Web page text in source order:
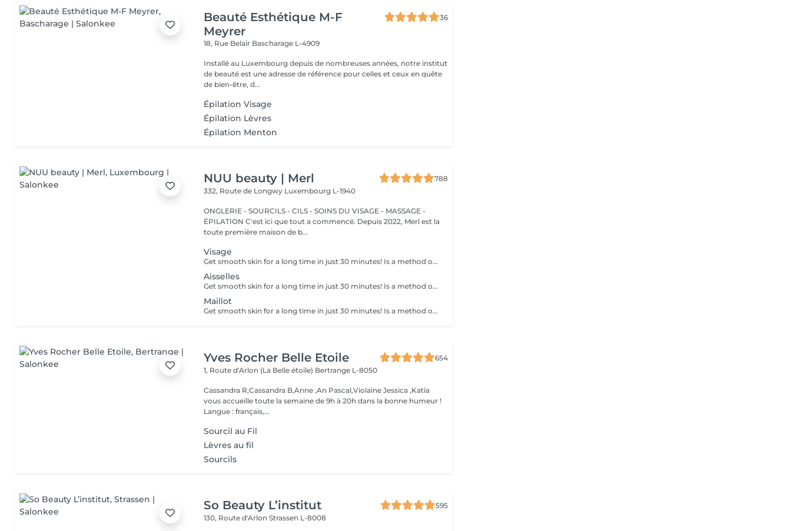
Beauté Esthétique M-F
Meyrer
36
18, Rue Belair Bascharage L-4909
Installé au Luxembourg depuis de nombreuses années, notre institut
de beauté est une adresse de référence pour celles et ceux en quête
de bien-être, d...
Épilation Visage
Épilation Lèvres
Épilation Menton
NUU beauty | Merl
788
332, Route de Longwy Luxembourg L-1940
ONGLERIE - SOURCILS - CILS - SOINS DU VISAGE - MASSAGE -
ÉPILATION C'est ici que tout a commencé. Depuis 2022, Merl est la
toute première maison de b...
Visage
Get smooth skin for a long time in just 30 minutes! Is a method of hair removal when your hair is pulled out with warm wax with the hair follicle. How is wax epilation done? - preparation (the beautician applies a special antiseptic lotion to the skin) - wax is applied (the wax mixture is heated to a certain temperature, after which it is applied to the skin using a wooden stick) - depilation (after the wax hardens the beautician removes the wax strips with hair using sharp movements) - wax residue are removed (wax residues are cleaned off and aloe vera cream is applied) Age restrictions: recommended to do from 14 years. Post procedure recommendations: recommended to do not take hot bath, do not visit sauna, do not swim in the pool for 12 hours after the procedure - it can cause irritation. Frequency: once in 4 weeks.
Aisselles
Get smooth skin for a long time in just 30 minutes! Is a method of hair removal when your hair is pulled out with warm wax with the hair follicle. How is wax epilation done? - preparation (the beautician applies a special antiseptic lotion to the skin) - wax is applied (the wax mixture is heated to a certain temperature, after which it is applied to the skin using a wooden stick) - depilation (after the wax hardens the beautician removes the wax strips with hair using sharp movements) - wax residue are removed (wax residues are cleaned off and aloe vera cream is applied) Age restrictions: recommended to do from 14 years. Post procedure recommendations: recommended to do not take hot bath, do not visit sauna, do not swim in the pool for 12 hours after the procedure - it can cause irritation. Frequency: once in 4 weeks.
Maillot
Get smooth skin for a long time in just 30 minutes! Is a method of hair removal when your hair is pulled out with warm wax with the hair follicle. How is wax epilation done? - preparation (the beautician applies a special antiseptic lotion to the skin) - wax is applied (the wax mixture is heated to a certain temperature, after which it is applied to the skin using a wooden stick) - depilation (after the wax hardens the beautician removes the wax strips with hair using sharp movements) - wax residue are removed (wax residues are cleaned off and aloe vera cream is applied) Age restrictions: recommended to do from 14 years. Post procedure recommendations: recommended to do not take hot bath, do not visit sauna, do not swim in the pool for 12 hours after the procedure - it can cause irritation. Frequency: once in 4 weeks.
Yves Rocher Belle Etoile
654
1, Route d'Arlon (La Belle étoile) Bertrange L-8050
Cassandra R,Cassandra B,Anne ,An Pascal,Violaine Jessica ,Katia
vous accueille toute la semaine de 9h à 20h dans la bonne humeur !
Langue : français,...
Sourcil au Fil
Lèvres au fil
Sourcils
So Beauty L’institut
595
130, Route d'ArlonStrassen L-8008